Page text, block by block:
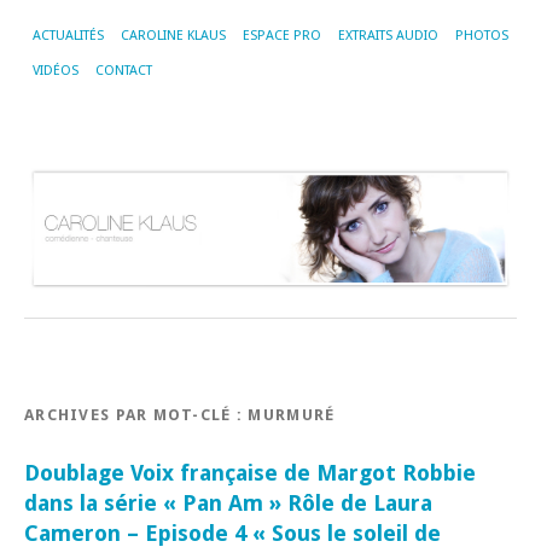
ACTUALITÉS CAROLINE KLAUS ESPACE PRO EXTRAITS AUDIO PHOTOS
VIDÉOS CONTACT
ARCHIVES PAR MOT-CLÉ : MURMURÉ
Doublage Voix française de Margot Robbie
dans la série « Pan Am » Rôle de Laura
Cameron – Episode 4 « Sous le soleil de